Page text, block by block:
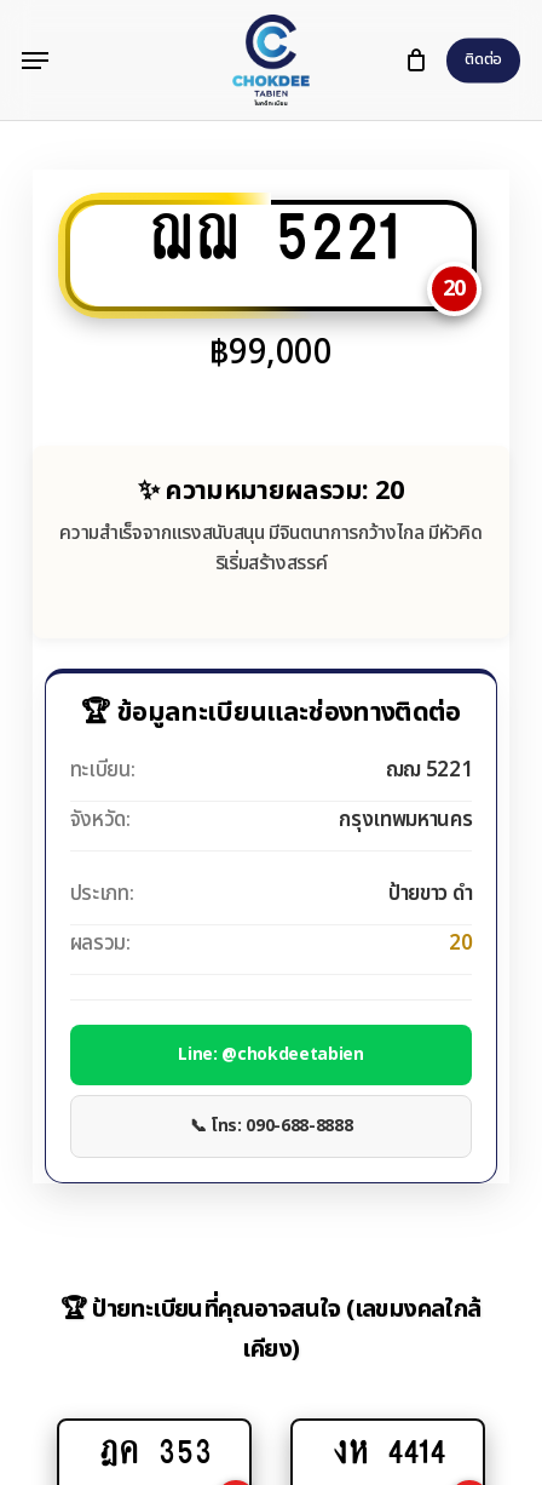
content
ติดต่อ
Menu
ฌฌ 5221
20
฿99,000
✨ ความหมายผลรวม: 20
ความสำเร็จจากแรงสนับสนุน มีจินตนาการกว้างไกล มีหัวคิด
ริเริ่มสร้างสรรค์
🏆 ข้อมูลทะเบียนและช่องทางติดต่อ
ทะเบียน:
ฌฌ 5221
จังหวัด:
กรุงเทพมหานคร
ประเภท:
ป้ายขาว ดำ
ผลรวม:
20
Line: @chokdeetabien
📞 โทร: 090-688-8888
🏆 ป้ายทะเบียนที่คุณอาจสนใจ (เลขมงคลใกล้
เคียง)
Add
ฎค 353
Add
งห 4414